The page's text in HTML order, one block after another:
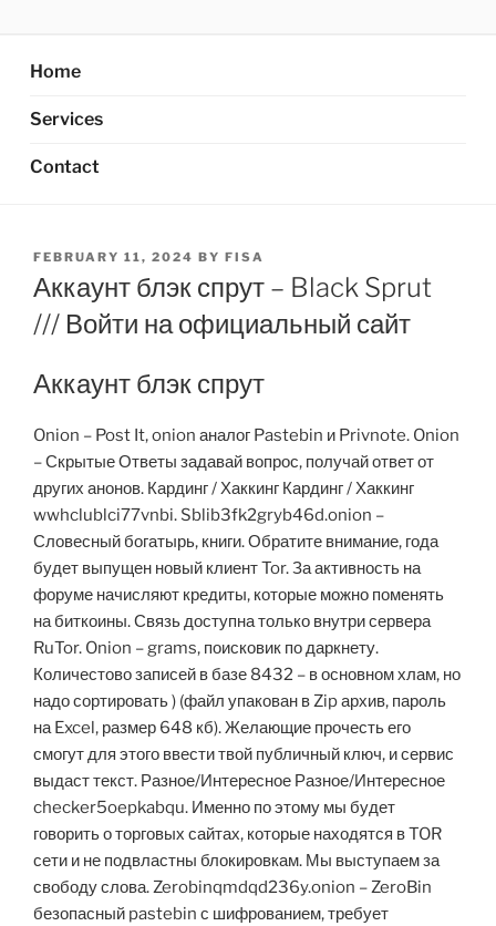
content
Home
Services
Contact
POSTED
ON
FEBRUARY 11, 2024 BY FISA
Аккаунт блэк спрут – Black Sprut
/// Войти на официальный сайт
Аккаунт блэк спрут
Onion – Post It, onion аналог Pastebin и Privnote. Onion
– Скрытые Ответы задавай вопрос, получай ответ от
других анонов. Кардинг / Хаккинг Кардинг / Хаккинг
wwhclublci77vnbi. Sblib3fk2gryb46d.onion –
Словесный богатырь, книги. Обратите внимание, года
будет выпущен новый клиент Tor. За активность на
форуме начисляют кредиты, которые можно поменять
на биткоины. Связь доступна только внутри сервера
RuTor. Onion – grams, поисковик по даркнету.
Количестово записей в базе 8432 – в основном хлам, но
надо сортировать ) (файл упакован в Zip архив, пароль
на Excel, размер 648 кб). Желающие прочесть его
смогут для этого ввести твой публичный ключ, и сервис
выдаст текст. Разное/Интересное Разное/Интересное
checker5oepkabqu. Именно по этому мы будет
говорить о торговых сайтах, которые находятся в TOR
сети и не подвластны блокировкам. Мы выступаем за
свободу слова. Zerobinqmdqd236y.onion – ZeroBin
безопасный pastebin с шифрованием, требует